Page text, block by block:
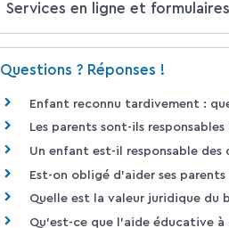
Services en ligne et formulaires
Questions ? Réponses !
Enfant reconnu tardivement :
Les parents sont-ils
Un enfant est-il responsable des
Est-on obligé d'aider ses
Quelle est la valeur juridique du
Qu'est-ce que l'aide éducative